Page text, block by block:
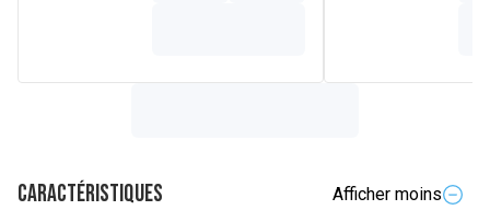
Caractéristiques
Afficher moins